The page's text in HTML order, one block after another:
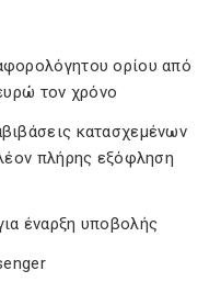
ορίου από
τον χρόνο
κατασχεμένων
πλήρης εξόφληση
έναρξη υποβολής